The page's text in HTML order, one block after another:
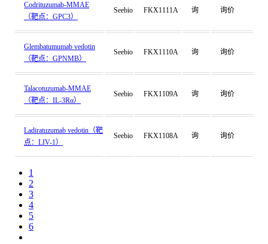
Codrituzumab-MMAE
（靶点：GPC3）
Seebio FKX1111A 询 询价
Glembatumumab vedotin
（靶点：GPNMB）
Seebio FKX1110A 询 询价
Talacotuzumab-MMAE
（靶点：IL-3Rα）
Seebio FKX1109A 询 询价
Ladiratuzumab vedotin（靶
点：LIV-1）
Seebio FKX1108A 询 询价
1
2
3
4
5
6